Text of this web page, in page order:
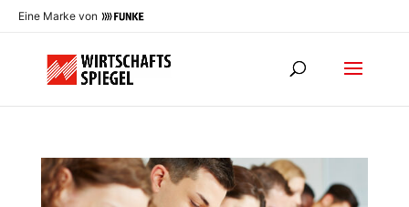
Eine Marke von